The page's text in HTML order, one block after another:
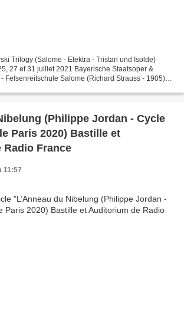
Trilogy (Salome - Elektra - Tristan und Isolde)
27 et 31 juillet 2021 Bayerische Staatsoper &
Felsenreitschule Salome (Richard Strauss - 1905)
(Philippe Jordan - Cycle
Paris 2020) Bastille et
France
11:57